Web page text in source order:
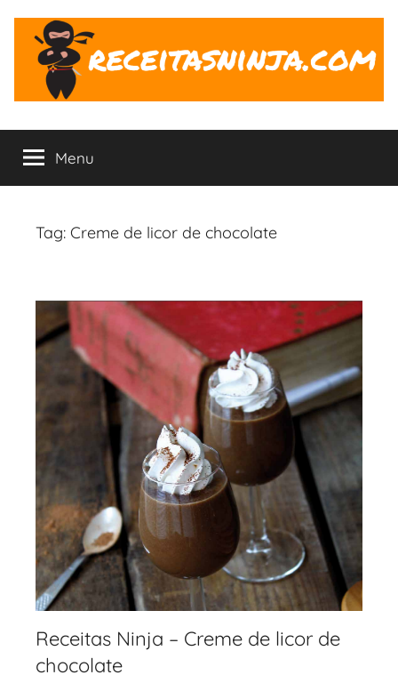
conteúdo
Receitas
ninja
na
Cozinha
Menu
Tag: Creme de licor de chocolate
Receitas Ninja – Creme de licor de
chocolate